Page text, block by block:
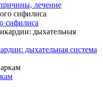
лечение
сифилиса
дыхательная система